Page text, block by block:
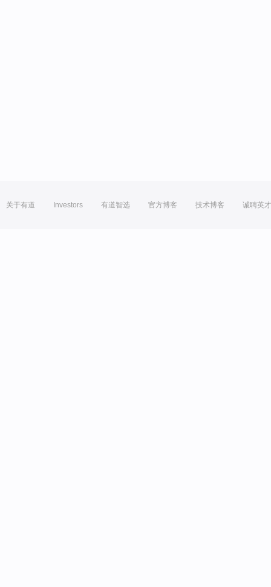
关于有道 Investors 有道智选 官方博客 技术博客 诚聘英才